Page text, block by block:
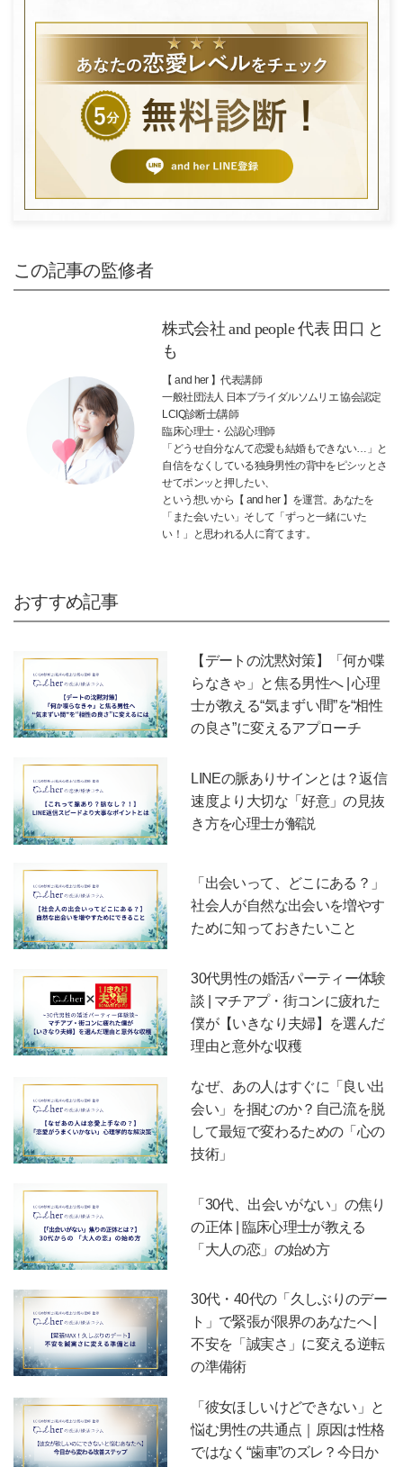
この記事の監修者
株式会社 and people 代表 田口 と
も
【 and her 】代表講師
一般社団法人 日本ブライダルソムリエ 協会認定
LCIQ診断士/講師
臨床心理士・公認心理師
「どうせ自分なんて恋愛も結婚もできない…」と
自信をなくしている独身男性の背中をピシッとさ
せてポンッと押したい、
という想いから【 and her 】を運営。あなたを
「また会いたい」そして「ずっと一緒にいた
い！」と思われる人に育てます。
おすすめ記事
【デートの沈黙対策】「何か喋
らなきゃ」と焦る男性へ | 心理
士が教える“気まずい間”を“相性
の良さ”に変えるアプローチ
LINEの脈ありサインとは？返信
速度より大切な「好意」の見抜
き方を心理士が解説
「出会いって、どこにある？」
社会人が自然な出会いを増やす
ために知っておきたいこと
30代男性の婚活パーティー体験
談 | マチアプ・街コンに疲れた
僕が【いきなり夫婦】を選んだ
理由と意外な収穫
なぜ、あの人はすぐに「良い出
会い」を掴むのか？自己流を脱
して最短で変わるための「心の
技術」
「30代、出会いがない」の焦り
の正体 | 臨床心理士が教える
「大人の恋」の始め方
30代・40代の「久しぶりのデー
ト」で緊張が限界のあなたへ |
不安を「誠実さ」に変える逆転
の準備術
「彼女ほしいけどできない」と
悩む男性の共通点｜原因は性格
ではなく“歯車”のズレ？今日か